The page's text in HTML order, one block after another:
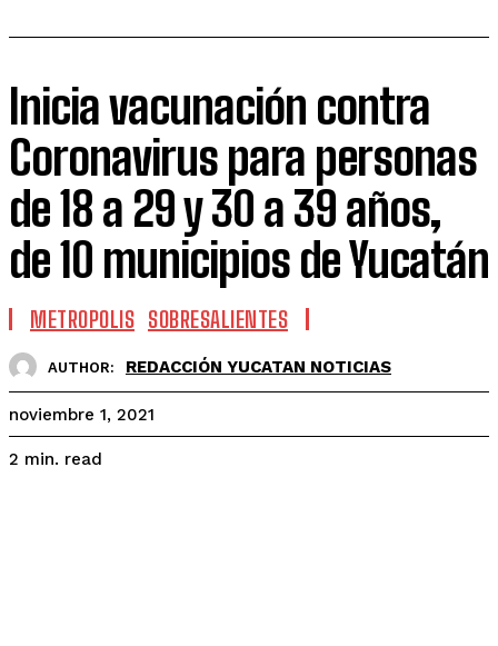
Inicia vacunación contra
Coronavirus para personas
de 18 a 29 y 30 a 39 años,
de 10 municipios de Yucatán
METROPOLIS SOBRESALIENTES
AUTHOR: REDACCIÓN YUCATAN NOTICIAS
noviembre 1, 2021
2 min. read